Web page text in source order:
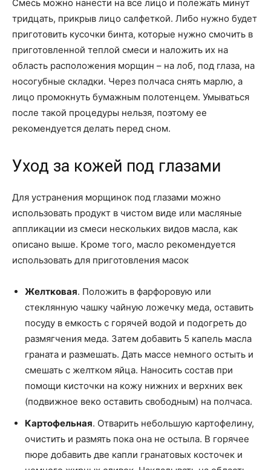
Смесь можно нанести на все лицо и полежать минут
тридцать, прикрыв лицо салфеткой. Либо нужно будет
приготовить кусочки бинта, которые нужно смочить в
приготовленной теплой смеси и наложить их на
область расположения морщин – на лоб, под глаза, на
носогубные складки. Через полчаса снять марлю, а
лицо промокнуть бумажным полотенцем. Умываться
после такой процедуры нельзя, поэтому ее
рекомендуется делать перед сном.
Уход за кожей под глазами
Для устранения морщинок под глазами можно
использовать продукт в чистом виде или масляные
аппликации из смеси нескольких видов масла, как
описано выше. Кроме того, масло рекомендуется
использовать для приготовления масок
Желтковая. Положить в фарфоровую или
стеклянную чашку чайную ложечку меда, оставить
посуду в емкость с горячей водой и подогреть до
размягчения меда. Затем добавить 5 капель масла
граната и размешать. Дать массе немного остыть и
смешать с желтком яйца. Наносить состав при
помощи кисточки на кожу нижних и верхних век
(подвижное веко оставить свободным) на полчаса.
Картофельная. Отварить небольшую картофелину,
очистить и размять пока она не остыла. В горячее
пюре добавить две капли гранатовых косточек и